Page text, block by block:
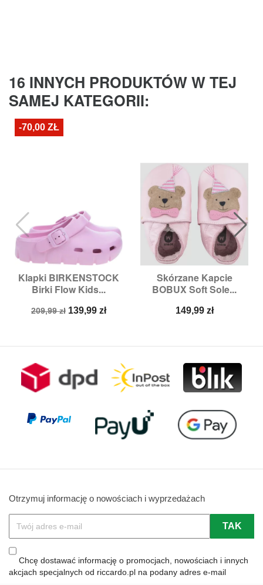
16 INNYCH PRODUKTÓW W TEJ
SAMEJ KATEGORII:
Klapki BIRKENSTOCK
Birki Flow Kids...
Cena
209,99 zł Cena
139,99 zł
-70,00 ZŁ
Skórzane Kapcie
BOBUX Soft Sole...
Cena
149,99 zł
Otrzymuj informację o nowościach i wyprzedażach
Chcę dostawać informację o promocjach, nowościach i innych
akcjach specjalnych od riccardo.pl na podany adres e-mail